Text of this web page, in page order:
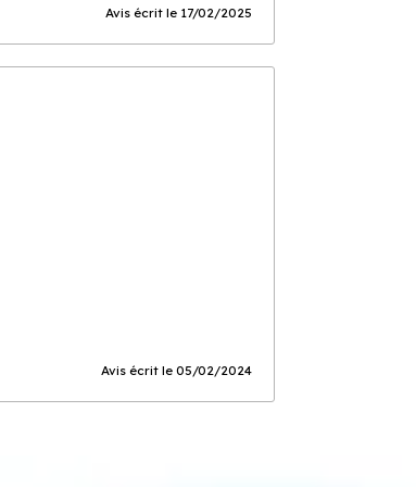
Avis écrit le 17/02/2025
Avis écrit le 05/02/2024